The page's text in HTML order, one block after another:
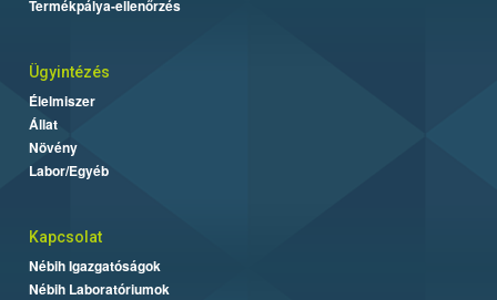
Termékpálya-ellenőrzés
Ügyintézés
Élelmiszer
Állat
Növény
Labor/Egyéb
Kapcsolat
Nébih Igazgatóságok
Nébih Laboratóriumok